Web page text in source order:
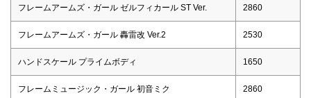
フレームアームズ・ガール ゼルフィカール ST Ver. 2860
フレームアームズ・ガール 轟雷改 Ver.2 2530
ハンドスケール プライムボディ 1650
フレームミュージック・ガール 初音ミク 2860